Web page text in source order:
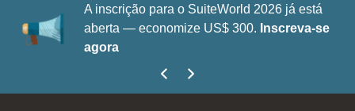
A inscrição para o SuiteWorld 2026 já está
aberta — economize US$ 300. Inscreva-se
agora